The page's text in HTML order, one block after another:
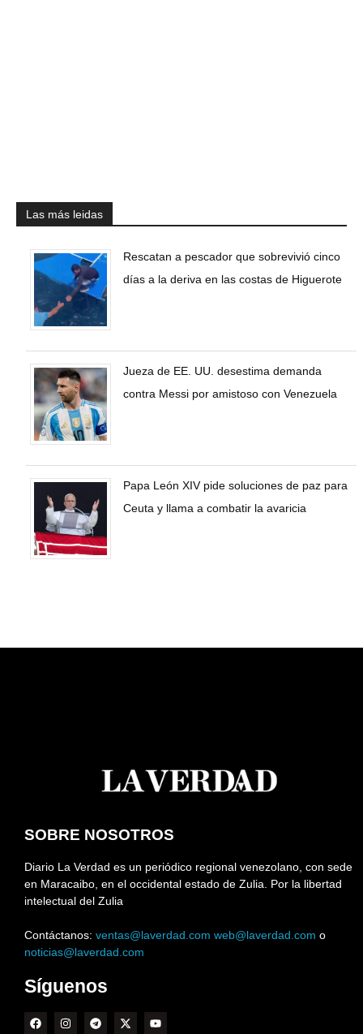
Las más leidas
Rescatan a pescador que sobrevivió cinco
días a la deriva en las costas de Higuerote
Jueza de EE. UU. desestima demanda
contra Messi por amistoso con Venezuela
Papa León XIV pide soluciones de paz para
Ceuta y llama a combatir la avaricia
SOBRE NOSOTROS
Diario La Verdad es un periódico regional venezolano, con sede
en Maracaibo, en el occidental estado de Zulia. Por la libertad
intelectual del Zulia
Contáctanos: ventas@laverdad.com web@laverdad.com o
noticias@laverdad.com
Síguenos